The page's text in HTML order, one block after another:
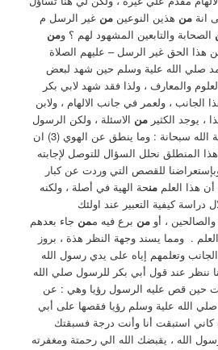
انةمن هذين النوعينمن غير الرسل م
الصحابة والتابعين المشهود لهم ؟ ‏ومن
هذا الحق غير الرسل – عليهم الصلاة
صلي الله علية وسلم حين شهد لبعض
والمعارف ، ولذا فقد شهد لابي بكر
الجانب ، ولعمر في جانب الالهام ، ولابن
، يوجد الكثيرمن الاسئلة ، ولكن الرسول
عليه الصلاة والسلام قال فية الله سبحانة : وما ينطق عن الهوي (3) ان
هذا المنطلق نحلل السؤال للتوصل لإجابته
للقصص التي وردت عن كبار
أن هذا العلممنحة الهية في أصلة ، ولكنه
دراسة كيفية التعبير عند اولئك
، أومن برع فيه ممن جاء بعدهم
. ‏ ومما يسند وجهة النظر هذة ، بروز
وتعلمهم إياه على يدي رسول الله
ننظر عند قول أبي بكر للرسول صلي الله
حين قص عليه الرسول رؤيا وهي : ‏عن
الله علية وسلم رؤيا فقصها على أبي
كاني استبقت أنا وأنت درجة فسبقتك
الله ، يقبضك الله الي رحمتة ومغفرته